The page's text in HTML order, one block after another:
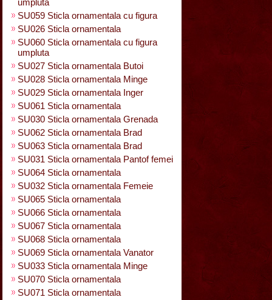
umpluta
SU059 Sticla ornamentala cu figura
SU026 Sticla ornamentala
SU060 Sticla ornamentala cu figura
umpluta
SU027 Sticla ornamentala Butoi
SU028 Sticla ornamentala Minge
SU029 Sticla ornamentala Inger
SU061 Sticla ornamentala
SU030 Sticla ornamentala Grenada
SU062 Sticla ornamentala Brad
SU063 Sticla ornamentala Brad
SU031 Sticla ornamentala Pantof femei
SU064 Sticla ornamentala
SU032 Sticla ornamentala Femeie
SU065 Sticla ornamentala
SU066 Sticla ornamentala
SU067 Sticla ornamentala
SU068 Sticla ornamentala
SU069 Sticla ornamentala Vanator
SU033 Sticla ornamentala Minge
SU070 Sticla ornamentala
SU071 Sticla ornamentala